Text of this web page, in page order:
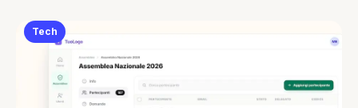
Tech